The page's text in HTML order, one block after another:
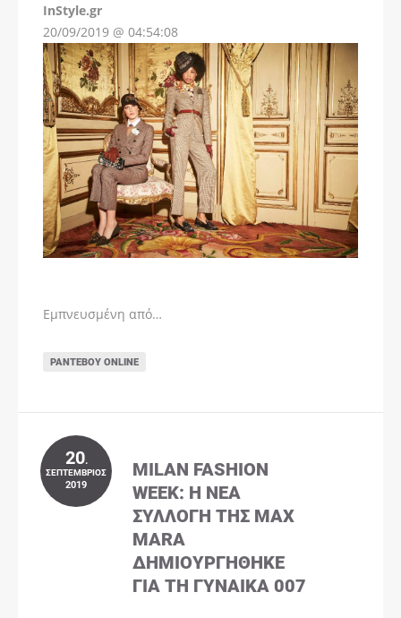
InStyle.gr
20/09/2019 @ 04:54:08
Εμπνευσμένη από…
ΡΑΝΤΕΒΟΎ ONLINE
20.
ΣΕΠΤΈΜΒΡΙΟΣ
2019
MILAN FASHION
WEEK: Η ΝΈΑ
ΣΥΛΛΟΓΉ ΤΗΣ MAX
MARA
ΔΗΜΙΟΥΡΓΉΘΗΚΕ
ΓΙΑ ΤΗ ΓΥΝΑΊΚΑ 007